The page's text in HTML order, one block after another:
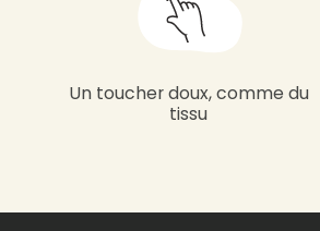
Un toucher doux, comme du
tissu